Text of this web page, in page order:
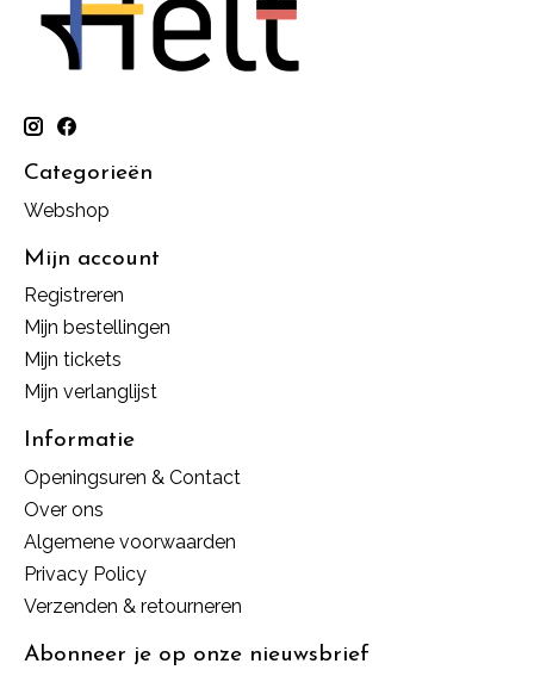
Categorieën
Webshop
Mijn account
Registreren
Mijn bestellingen
Mijn tickets
Mijn verlanglijst
Informatie
Openingsuren & Contact
Over ons
Algemene voorwaarden
Privacy Policy
Verzenden & retourneren
Abonneer je op onze nieuwsbrief